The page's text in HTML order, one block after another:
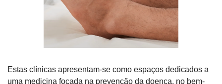
Estas clínicas apresentam-se como espaços dedicados a
uma medicina focada na prevenção da doença, no bem-